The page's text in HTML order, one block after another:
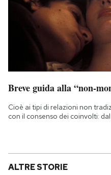
Breve guida alla “non-
Cioè ai tipi di relazioni non
con il consenso dei coinvolti:
ALTRE STORIE